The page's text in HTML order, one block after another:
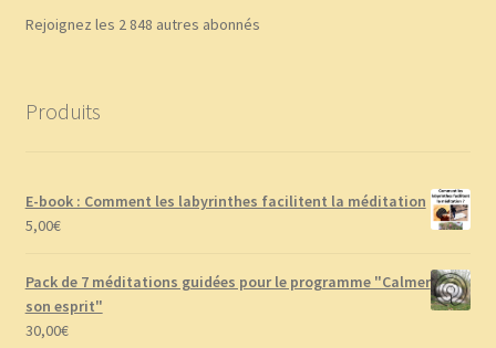
Rejoignez les 2 848 autres abonnés
Produits
E-book : Comment les labyrinthes facilitent la méditation
5,00€
Pack de 7 méditations guidées pour le programme "Calmer
son esprit"
30,00€